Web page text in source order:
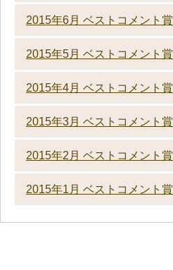
2015年6月 ベストコメント賞
2015年5月 ベストコメント賞
2015年4月 ベストコメント賞
2015年3月 ベストコメント賞
2015年2月 ベストコメント賞
2015年1月 ベストコメント賞